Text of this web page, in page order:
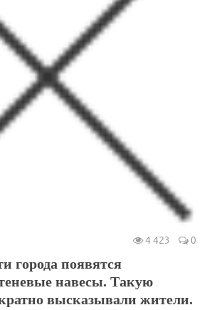
4 423 0
города появятся
навесы. Такую
высказывали жители.